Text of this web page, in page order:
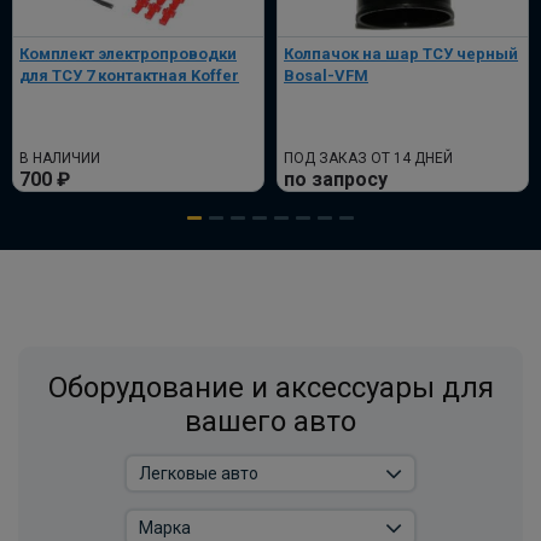
Штатная электрика фаркопа Hak-
по запросу
ПОД ЗАКАЗ ОТ 14 ДНЕЙ
по запросу
Комплект электропроводки
для ТСУ 7 контактная Koffer
В НАЛИЧИИ
700 ₽
Колпачок на шар ТСУ черный
Bosal-VFM
ПОД ЗАКАЗ ОТ 14 ДНЕЙ
по запросу
Оборудование и аксессуары для
вашего авто